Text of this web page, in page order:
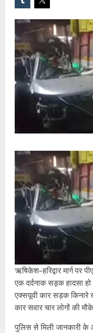
ऋषिकेश–हरिद्वार मार्ग पर
एक दर्दनाक सड़क हादसा
एक्सयूवी कार सड़क
कार सवार चार लोगों की
पुलिस से मिली जानकारी